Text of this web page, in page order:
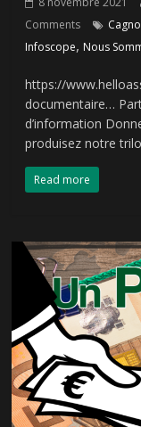
Comments
Infoscope, Nous
https://
documentaire…
d’information
produisez notre
Read more